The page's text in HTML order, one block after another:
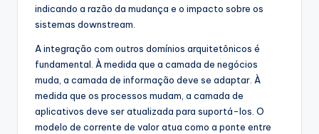
indicando a razão da mudança e o impacto sobre os
sistemas downstream.
A integração com outros domínios arquitetônicos é
fundamental. À medida que a camada de negócios
muda, a camada de informação deve se adaptar. À
medida que os processos mudam, a camada de
aplicativos deve ser atualizada para suportá-los. O
modelo de corrente de valor atua como a ponte entre